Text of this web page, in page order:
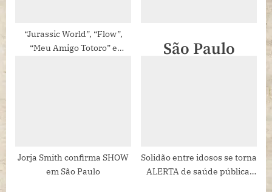
“Jurassic World”, “Flow”,
“Meu Amigo Totoro” e
São Paulo
Jorja Smith confirma SHOW
em São Paulo
Solidão entre idosos se torna
ALERTA de saúde pública,